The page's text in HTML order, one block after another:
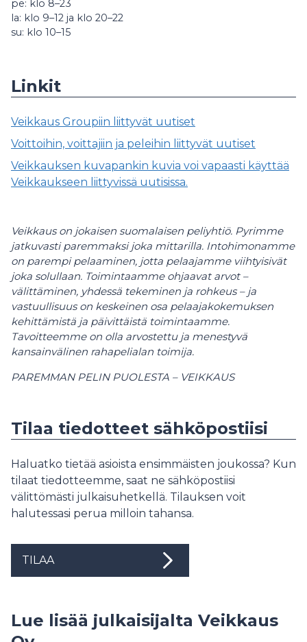
pe: klo 8–23
la: klo 9–12 ja klo 20–22
su: klo 10–15
Linkit
Veikkaus Groupiin liittyvät uutiset
Voittoihin, voittajiin ja peleihin liittyvät uutiset
Veikkauksen kuvapankin kuvia voi vapaasti käyttää
Veikkaukseen liittyvissä uutisissa.
Veikkaus on jokaisen suomalaisen peliyhtiö. Pyrimme
jatkuvasti paremmaksi joka mittarilla. Intohimonamme
on parempi pelaaminen, jotta pelaajamme viihtyisivät
joka solullaan. Toimintaamme ohjaavat arvot –
välittäminen, yhdessä tekeminen ja rohkeus – ja
vastuullisuus on keskeinen osa pelaajakokemuksen
kehittämistä ja päivittäistä toimintaamme.
Tavoitteemme on olla arvostettu ja menestyvä
kansainvälinen rahapelialan toimija.
PAREMMAN PELIN PUOLESTA – VEIKKAUS
Tilaa tiedotteet sähköpostiisi
Haluatko tietää asioista ensimmäisten joukossa? Kun
tilaat tiedotteemme, saat ne sähköpostiisi
välittömästi julkaisuhetkellä. Tilauksen voit
halutessasi perua milloin tahansa.
TILAA
Lue lisää julkaisijalta Veikkaus